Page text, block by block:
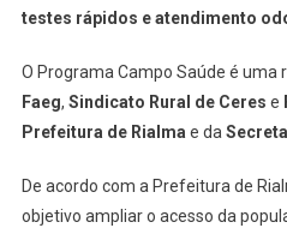
testes rápidos e atendimento
O Programa Campo Saúde é uma
Faeg, Sindicato Rural de Ceres e
Prefeitura de Rialma e da
De acordo com a Prefeitura de
objetivo ampliar o acesso da